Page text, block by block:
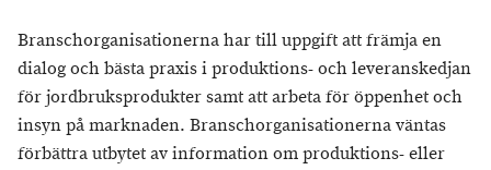
Branschorganisationerna har till uppgift att främja en
dialog och bästa praxis i produktions- och leveranskedjan
för jordbruksprodukter samt att arbeta för öppenhet och
insyn på marknaden. Branschorganisationerna väntas
förbättra utbytet av information om produktions- eller